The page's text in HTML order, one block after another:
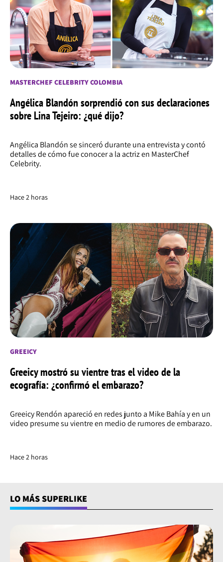
MASTERCHEF CELEBRITY COLOMBIA
Angélica Blandón sorprendió con sus declaraciones
sobre Lina Tejeiro: ¿qué dijo?
Angélica Blandón se sinceró durante una entrevista y contó
detalles de cómo fue conocer a la actriz en MasterChef
Celebrity.
Hace 2 horas
GREEICY
Greeicy mostró su vientre tras el video de la
ecografía: ¿confirmó el embarazo?
Greeicy Rendón apareció en redes junto a Mike Bahía y en un
video presume su vientre en medio de rumores de embarazo.
Hace 2 horas
LO MÁS SUPERLIKE